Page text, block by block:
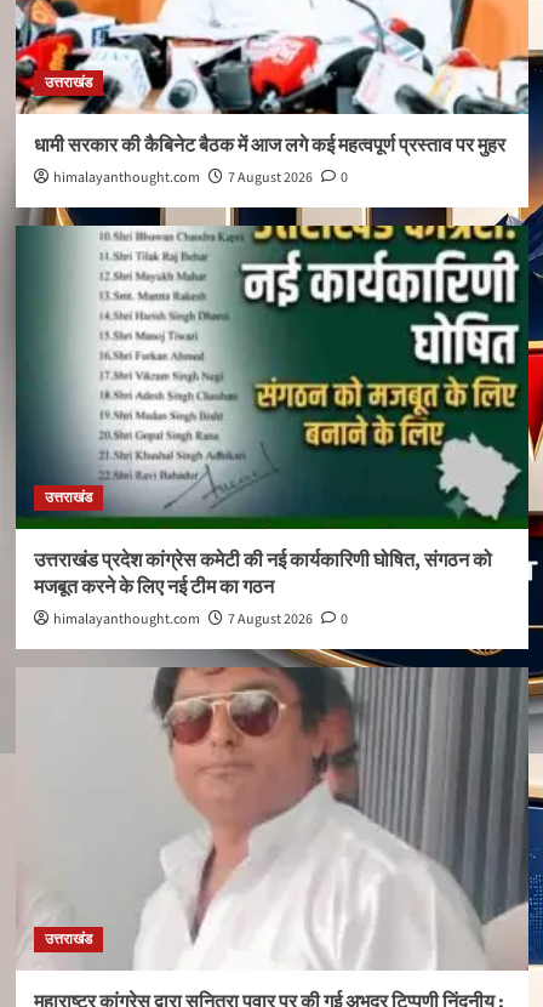
उत्तराखंड
धामी सरकार की कैबिनेट बैठक में आज लगे कई महत्वपूर्ण प्रस्ताव पर मुहर
himalayanthought.com 7 August 2026 0
उत्तराखंड
उत्तराखंड प्रदेश कांग्रेस कमेटी की नई कार्यकारिणी घोषित, संगठन को
मजबूत करने के लिए नई टीम का गठन
himalayanthought.com 7 August 2026 0
उत्तराखंड